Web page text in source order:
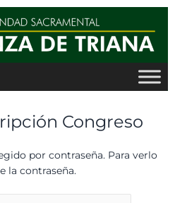
Congreso
por contraseña. Para verlo
la contraseña.